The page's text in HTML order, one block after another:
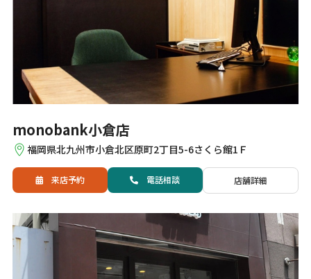
monobank小倉店
福岡県北九州市小倉北区原町2丁目5-6さくら館1Ｆ
来店予約 電話相談 店舗詳細